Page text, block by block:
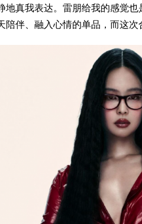
地真我表达。雷朋给我的感觉
陪伴、融入心情的单品，而这次